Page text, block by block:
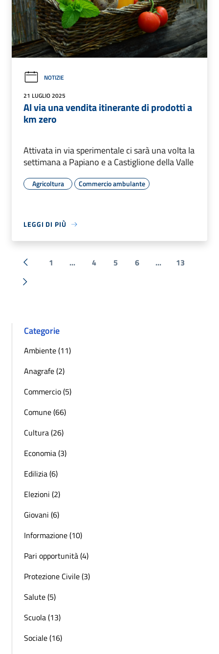
NOTIZIE
21 LUGLIO 2025
Al via una vendita itinerante di prodotti a
km zero
Attivata in via sperimentale ci sarà una volta la
settimana a Papiano e a Castiglione della Valle
Agricoltura Commercio ambulante
LEGGI DI PIÙ
« Precedente
1 ... 4 5 6 ... 13
Successiva »
Categorie
Ambiente (11)
Anagrafe (2)
Commercio (5)
Comune (66)
Cultura (26)
Economia (3)
Edilizia (6)
Elezioni (2)
Giovani (6)
Informazione (10)
Pari opportunità (4)
Protezione Civile (3)
Salute (5)
Scuola (13)
Sociale (16)